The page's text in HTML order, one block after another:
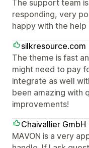
The support team
responding, very
happy with the
silkresource.com
The theme is fast
might need to pay
integrate as well
been amazing with
improvements!
Chaivallier GmbH
MAVON is a very